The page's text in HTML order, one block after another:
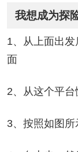
我想成为探
1、从上面出
面
2、从这个平
3、按照如图